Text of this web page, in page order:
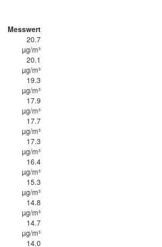
Messwert
20.7
µg/m³
20.1
µg/m³
19.3
µg/m³
17.9
µg/m³
17.7
µg/m³
17.3
µg/m³
16.4
µg/m³
15.3
µg/m³
14.8
µg/m³
14.7
µg/m³
14.0